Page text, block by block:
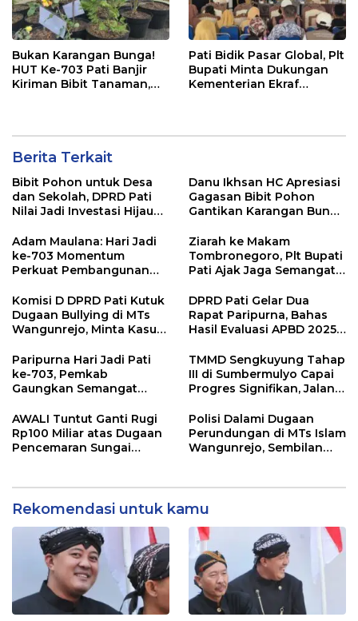
Bukan Karangan Bunga!
HUT Ke-703 Pati Banjir
Kiriman Bibit Tanaman,
Pati Bidik Pasar Global, Plt
Bupati Minta Dukungan
Kementerian Ekraf
Berita Terkait
Bibit Pohon untuk Desa
dan Sekolah, DPRD Pati
Nilai Jadi Investasi Hijau
Danu Ikhsan HC Apresiasi
Gagasan Bibit Pohon
Gantikan Karangan Bunga
Adam Maulana: Hari Jadi
ke-703 Momentum
Perkuat Pembangunan
Masyarakat Pati
Ziarah ke Makam
Tombronegoro, Plt Bupati
Pati Ajak Jaga Semangat
Pelayanan Publik
Berkualitas
Komisi D DPRD Pati Kutuk
Dugaan Bullying di MTs
Wangunrejo, Minta Kasus
DPRD Pati Gelar Dua
Rapat Paripurna, Bahas
Hasil Evaluasi APBD 2025
2026
Paripurna Hari Jadi Pati
ke-703, Pemkab
Gaungkan Semangat
Mbangun Kamajengan”
TMMD Sengkuyung Tahap
III di Sumbermulyo Capai
Progres Signifikan, Jalan
Persen
AWALI Tuntut Ganti Rugi
Rp100 Miliar atas Dugaan
Pencemaran Sungai
Polisi Dalami Dugaan
Perundungan di MTs Islam
Wangunrejo, Sembilan
Rekomendasi untuk kamu